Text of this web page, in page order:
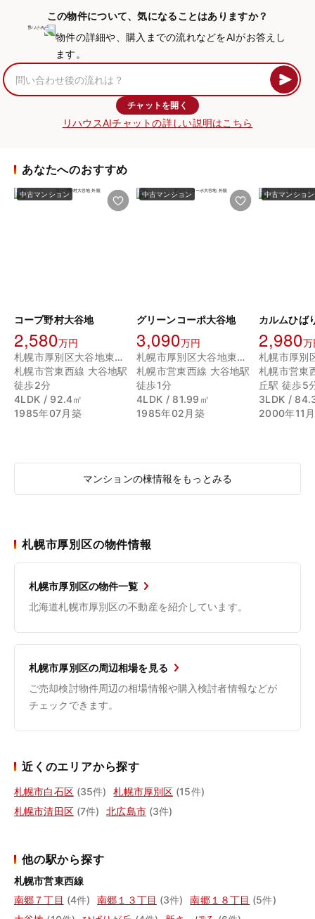
この物件について、気になることはありますか？
物件の詳細や、購入までの流れなどをAIがお答えし
ます。
チャットを開く
リハウスAIチャットの詳しい説明はこちら
あなたへのおすすめ
中古マンション
コープ野村大谷地
2,580万円
札幌市厚別区大谷地東２丁目
札幌市営東西線 大谷地駅
徒歩2分
4LDK / 92.4㎡
1985年07月築
中古マンション
グリーンコーポ大谷地
3,090万円
札幌市厚別区大谷地東４丁目
札幌市営東西線 大谷地駅
徒歩1分
4LDK / 81.99㎡
1985年02月築
中古マンション
2,980万
札幌市営東
丘駅 徒歩5
3LDK /
2000年11
マンションの棟情報をもっとみる
札幌市厚別区の物件情報
札幌市厚別区の物件一覧
北海道札幌市厚別区の不動産を紹介しています。
札幌市厚別区の周辺相場を見る
ご売却検討物件周辺の相場情報や購入検討者情報などが
チェックできます。
近くのエリアから探す
札幌市白石区 (35件) 札幌市厚別区 (15件)
札幌市清田区 (7件) 北広島市 (3件)
他の駅から探す
札幌市営東西線
南郷７丁目 (4件) 南郷１３丁目 (3件) 南郷１８丁目 (5件)